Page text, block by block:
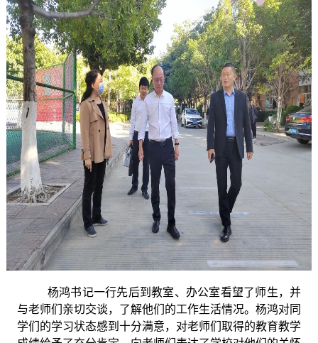
杨鸿书记一行先后到教室、办公室看望了师生，并
与老师们亲切交谈，了解他们的工作生活情况。杨鸿对同
学们的学习状态感到十分满意，对老师们取得的教育教学